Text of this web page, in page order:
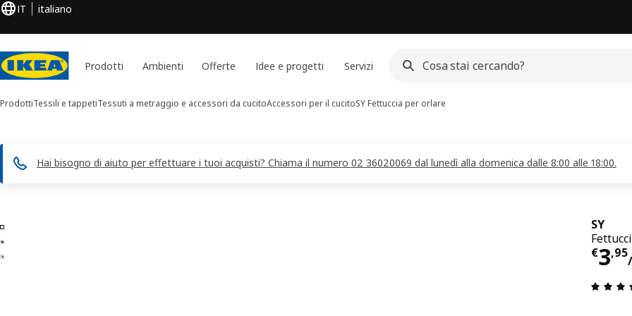
IT italiano
Prodotti Ambienti Offerte Idee e progetti Servizi
ProdottiTessili e tappetiTessuti a metraggio e accessori da cucitoAccessori per il cucitoSYFettuccia per orlare
Hai bisogno di aiuto per effettuare i tuoi acquisti? Chiama il numero 02 36020069 dal lunedì alla domenica dalle 8:00 alle 18:00.
Immagini di 3 SY
immagini
SY
€3,95